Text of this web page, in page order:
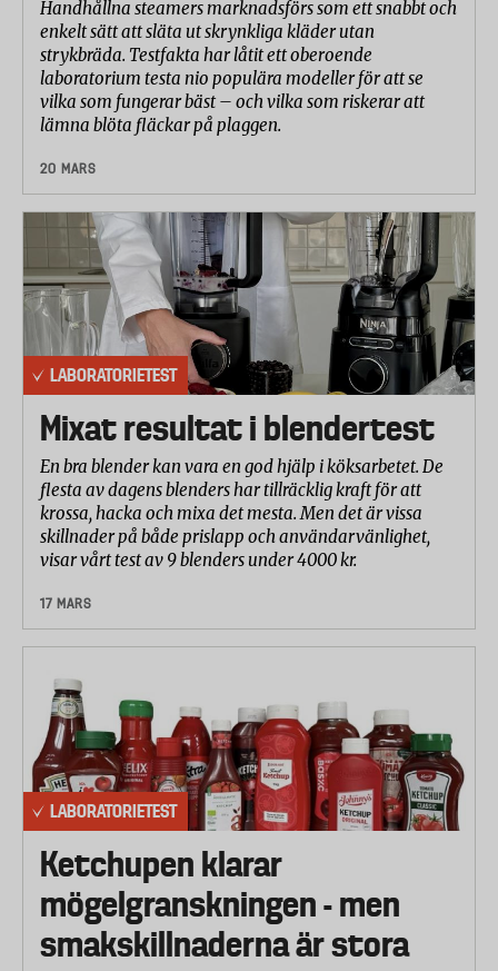
Handhållna steamers marknadsförs som ett snabbt och
enkelt sätt att släta ut skrynkliga kläder utan
strykbräda. Testfakta har låtit ett oberoende
laboratorium testa nio populära modeller för att se
vilka som fungerar bäst – och vilka som riskerar att
lämna blöta fläckar på plaggen.
20 MARS
LABORATORIETEST
Mixat resultat i blendertest
En bra blender kan vara en god hjälp i köksarbetet. De
flesta av dagens blenders har tillräcklig kraft för att
krossa, hacka och mixa det mesta. Men det är vissa
skillnader på både prislapp och användarvänlighet,
visar vårt test av 9 blenders under 4000 kr.
17 MARS
LABORATORIETEST
Ketchupen klarar
mögelgranskningen - men
smakskillnaderna är stora